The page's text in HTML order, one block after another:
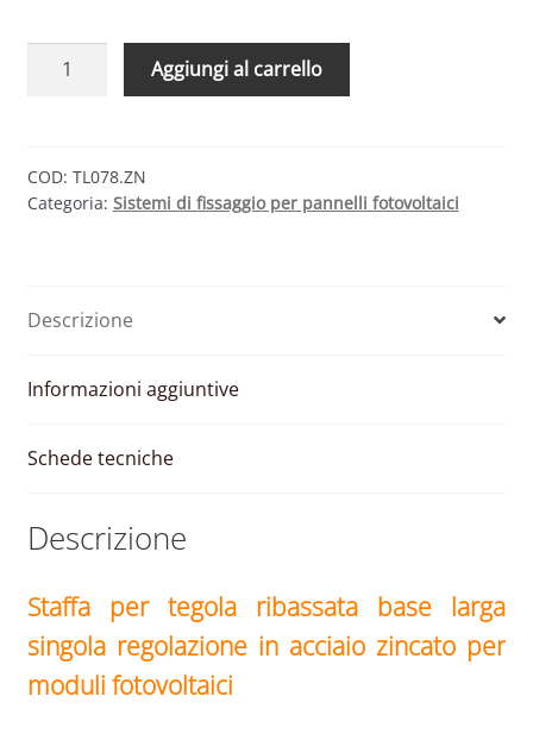
STAFFA
BASE
LARGA
ZINCATO
Aggiungi al carrello
COD: TL078.ZN
Categoria: Sistemi di fissaggio per pannelli fotovoltaici
Descrizione
Informazioni aggiuntive
Schede tecniche
Descrizione
Staffa per tegola ribassata base larga
singola regolazione in acciaio zincato per
moduli fotovoltaici